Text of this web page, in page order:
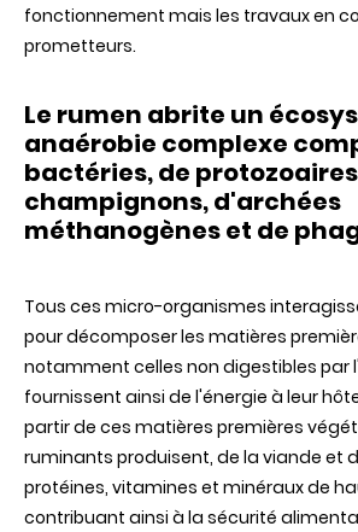
fonctionnement mais les travaux en
prometteurs.
Le rumen abrite un
anaérobie complexe
bactéries, de
champignons, d'archées
méthanogènes et de
Tous ces micro-organismes
pour décomposer les matières
notamment celles non digestibles par
fournissent ainsi de l'énergie à leur
partir de ces matières premières
ruminants produisent, de la viande et
protéines, vitamines et minéraux de
contribuant ainsi à la sécurité